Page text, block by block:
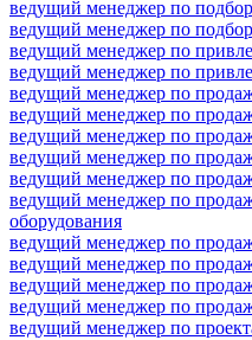
ведущий менеджер по
ведущий менеджер по
ведущий менеджер по
ведущий менеджер по
ведущий менеджер по
ведущий менеджер по
ведущий менеджер по
ведущий менеджер по
ведущий менеджер по
ведущий менеджер по
оборудования
ведущий менеджер по
ведущий менеджер по
ведущий менеджер по
ведущий менеджер по
ведущий менеджер по